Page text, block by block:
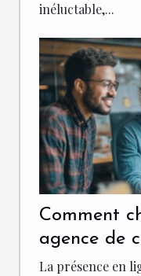
inéluctable,...
Comment
agence de
pour votre
La présence en